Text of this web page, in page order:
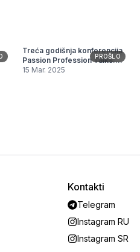
PROŠLO
Treća godišnja konferencija
Passion Profession Talks:
"POSLOVANJE U LEPOTI"
15 Mar. 2025
Kontakti
Telegram
Instagram RU
Instagram SR